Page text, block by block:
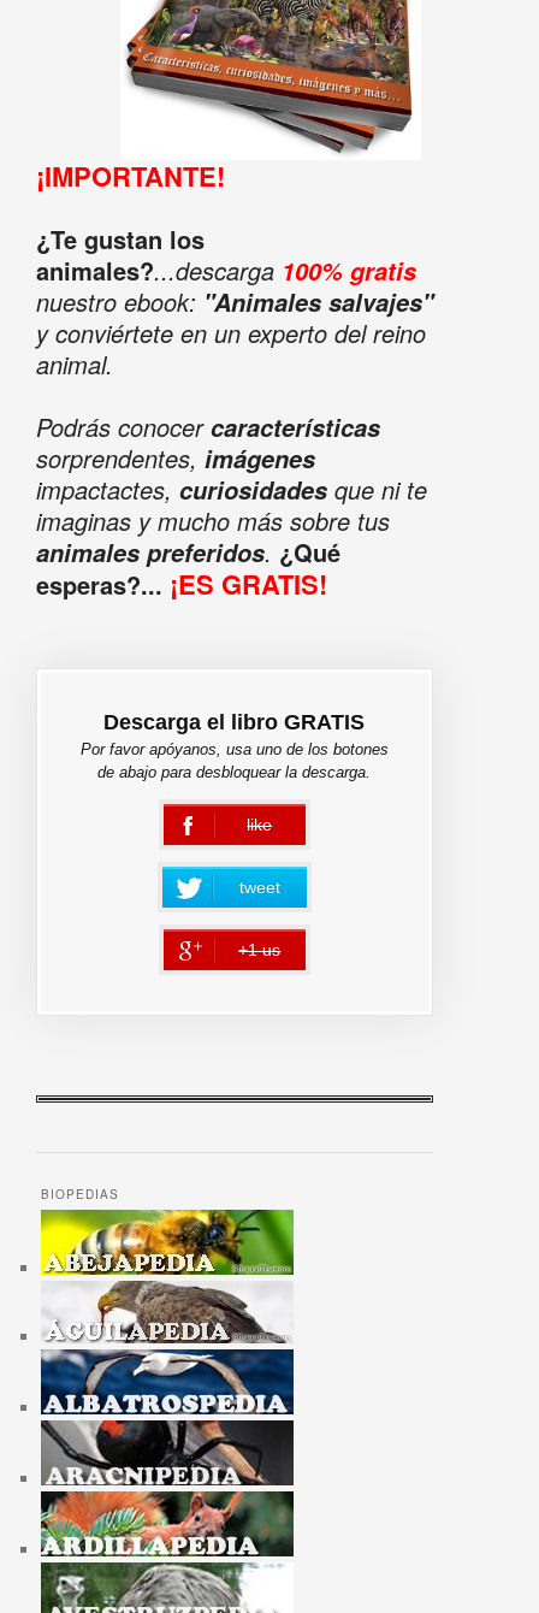
¡IMPORTANTE!
¿Te gustan los
animales?...descarga 100% gratis
nuestro ebook: "Animales salvajes"
y conviértete en un experto del reino
animal.
Podrás conocercaracterísticas
sorprendentes, imágenes
impactactes, curiosidadesque ni te
imaginas y mucho más sobre tus
animales preferidos. ¿Qué
esperas?... ¡ES GRATIS!
Descarga el libro GRATIS
Por favor apóyanos, usa uno de los botones
de abajo para desbloquear la descarga.
like
error
tweet
+1 us
error
BIOPEDIAS